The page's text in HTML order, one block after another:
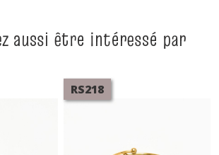
aussi être intéressé par
RS218